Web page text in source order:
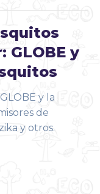
GLOBE y
y la
de
y otros.